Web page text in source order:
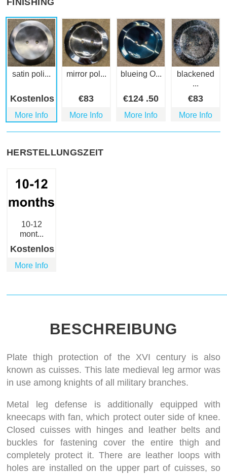
FINISHING
satin poli...
Kostenlos
More Info
mirror pol...
€83
More Info
blueing O...
€124 .50
More Info
blackened
...
€83
More Info
HERSTELLUNGSZEIT
10-12
mont...
Kostenlos
More Info
BESCHREIBUNG
Plate thigh protection of the XVI century is also
known as cuisses. This late medieval leg armor was
in use among knights of all military branches.
Metal leg defense is additionally equipped with
kneecaps with fan, which protect outer side of knee.
Closed cuisses with hinges and leather belts and
buckles for fastening cover the entire thigh and
completely protect it. There are leather loops with
holes are installed on the upper part of cuisses, so